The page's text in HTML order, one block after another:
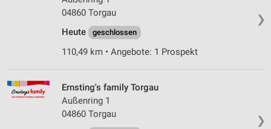
❯
04860 Torgau
Heute
geschlossen
110,49 km • Angebote: 1 Prospekt
❯
Ernsting's family Torgau
Außenring 1
04860 Torgau